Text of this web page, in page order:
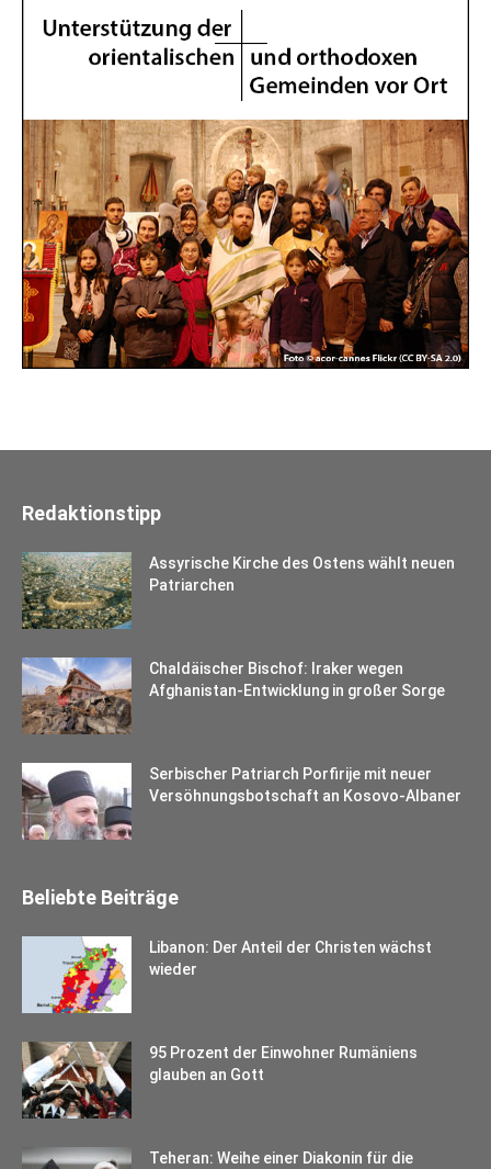
Redaktionstipp
Assyrische Kirche des Ostens wählt neuen
Patriarchen
Chaldäischer Bischof: Iraker wegen
Afghanistan-Entwicklung in großer Sorge
Serbischer Patriarch Porfirije mit neuer
Versöhnungsbotschaft an Kosovo-Albaner
Beliebte Beiträge
Libanon: Der Anteil der Christen wächst
wieder
95 Prozent der Einwohner Rumäniens
glauben an Gott
Teheran: Weihe einer Diakonin für die